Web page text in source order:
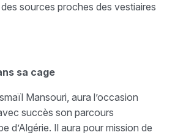
sources proches des vestiaires
sa cage
Mansouri, aura l’occasion
succès son parcours
d’Algérie. Il aura pour mission de